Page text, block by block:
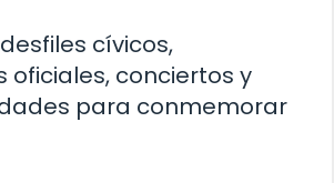
cívicos,
oficiales, conciertos y
para conmemorar